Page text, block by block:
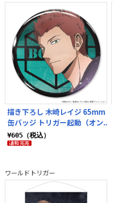
描き下ろし 木崎レイジ 65mm
缶バッジ トリガー起動（オン..
¥605（税込）
ワールドトリガー